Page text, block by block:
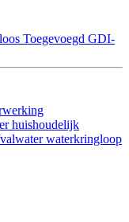
Toegevoegd GDI-
huishoudelijk
waterkringloop